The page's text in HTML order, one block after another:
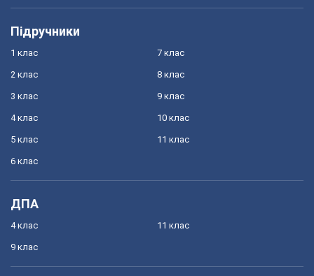
Підручники
1 клас
2 клас
3 клас
4 клас
5 клас
6 клас
7 клас
8 клас
9 клас
10 клас
11 клас
ДПА
4 клас
9 клас
11 клас